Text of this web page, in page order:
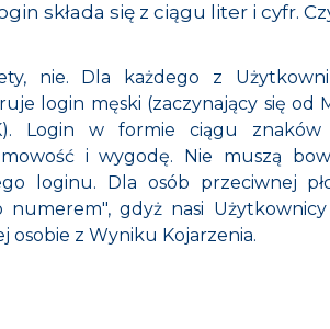
składa się z ciągu liter i cyfr.
nie. Dla każdego z
login męski (zaczynający się od
Login w formie ciągu znaków
i wygodę. Nie muszą
loginu. Dla osób przeciwnej
numerem", gdyż nasi
osobie z Wyniku Kojarzenia.